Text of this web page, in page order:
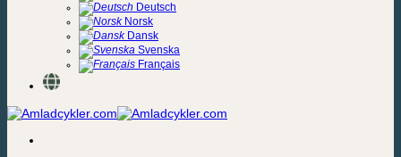
Deutsch
Norsk
Dansk
Svenska
Français